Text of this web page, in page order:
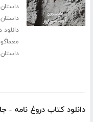
دانلود
دانلود کتاب دروغ نامه -